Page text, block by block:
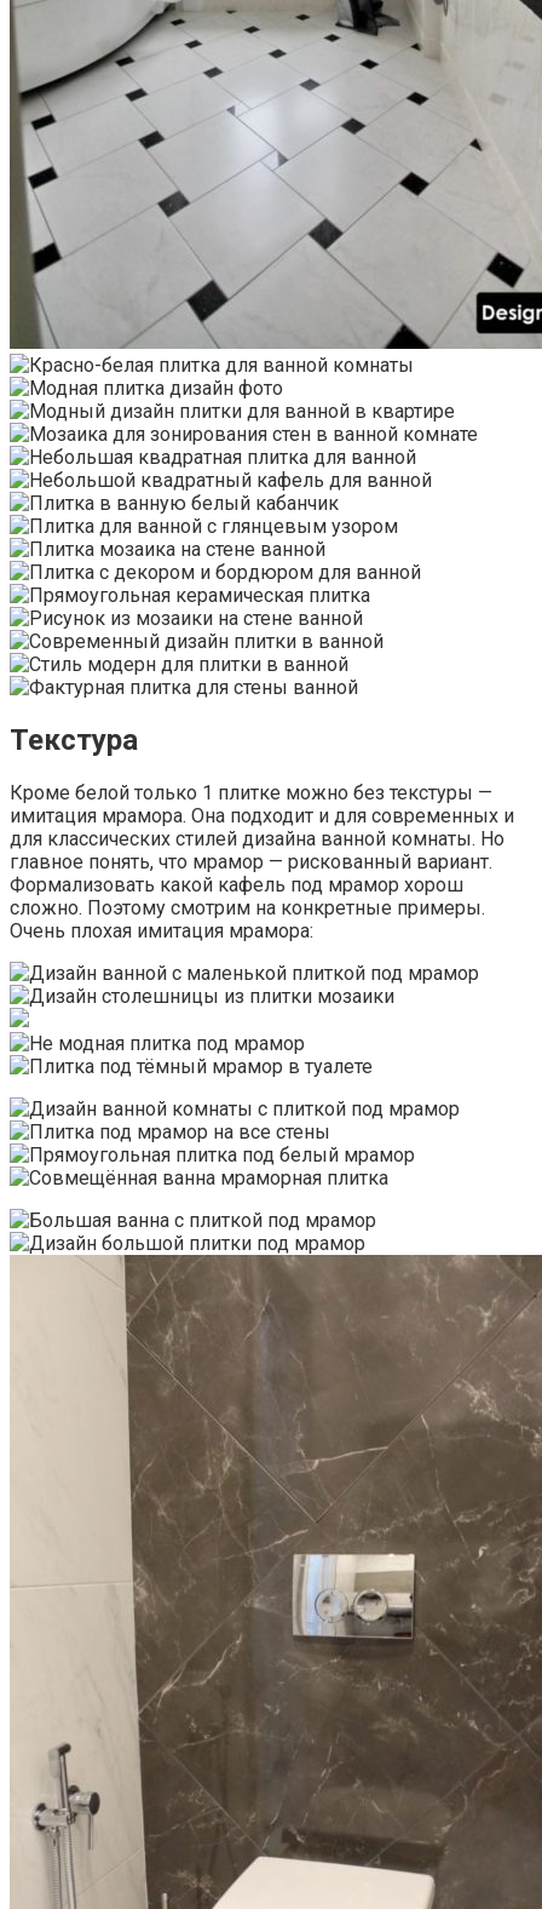
Текстура
Кроме белой только 1 плитке можно без текстуры —
имитация мрамора. Она подходит и для современных и
для классических стилей дизайна ванной комнаты. Но
главное понять, что мрамор — рискованный вариант.
Формализовать какой кафель под мрамор хорош
сложно. Поэтому смотрим на конкретные примеры.
Очень плохая имитация мрамора: